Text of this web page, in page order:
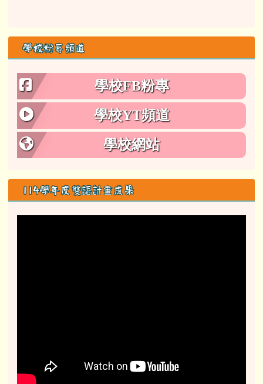
學校粉專頻道
學校FB粉專
學校YT頻道
學校網站
114學年度雙語計畫成果